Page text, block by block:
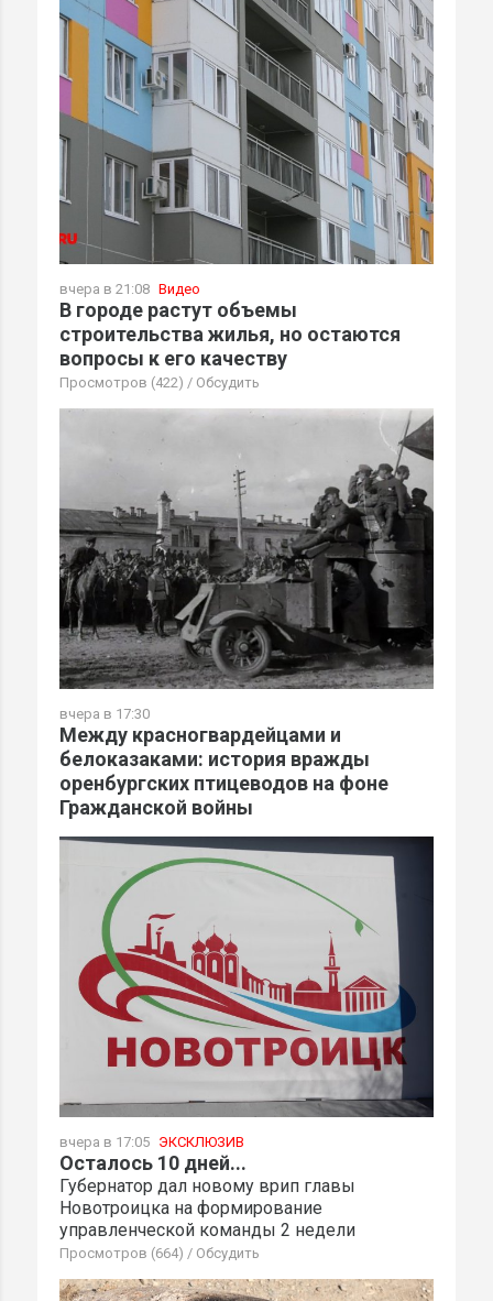
вчера в 21:08 Видео
В городе растут объемы
строительства жилья, но остаются
вопросы к его качеству
Просмотров (422) / Обсудить
вчера в 17:30
Между красногвардейцами и
белоказаками: история вражды
оренбургских птицеводов на фоне
Гражданской войны
вчера в 17:05 ЭКСКЛЮЗИВ
Осталось 10 дней...
Губернатор дал новому врип главы
Новотроицка на формирование
управленческой команды 2 недели
Просмотров (664) / Обсудить